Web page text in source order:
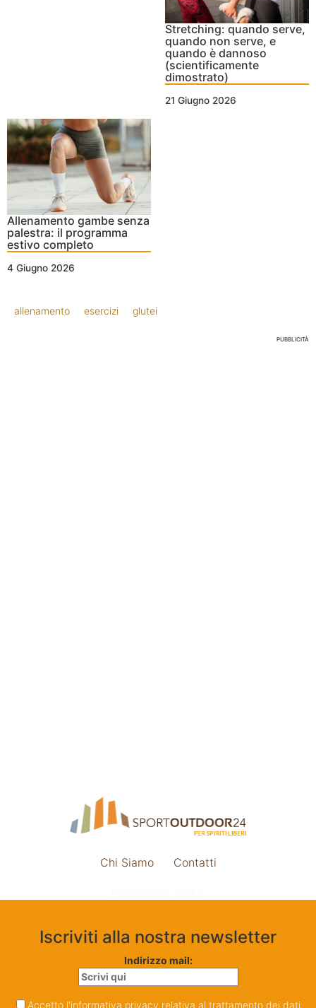
Stretching: quando serve,
quando non serve, e
quando è dannoso
(scientificamente
dimostrato)
21 Giugno 2026
Allenamento gambe senza
palestra: il programma
estivo completo
4 Giugno 2026
allenamento esercizi glutei
PUBBLICITÀ
Chi Siamo Contatti
Iscriviti alla nostra newsletter
Indirizzo mail:
Accetto l'informativa privacy relativa al trattamento dei dati